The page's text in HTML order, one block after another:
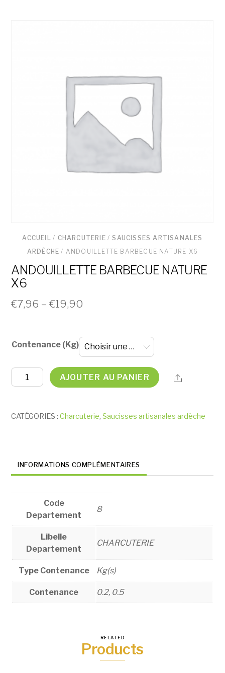
ACCUEIL/ CHARCUTERIE/SAUCISSES ARTISANALES
ARDÈCHE / ANDOUILLETTE BARBECUE NATURE X6
ANDOUILLETTE BARBECUE NATURE
X6
€7,96 –€19,90
Contenance (Kg)
quantité
de
BARBECUE
AJOUTER AU PANIER Share
CATÉGORIES :Charcuterie,Saucisses artisanales ardèche
INFORMATIONS COMPLÉMENTAIRES
Code
Departement
8
Libelle
Departement
CHARCUTERIE
Type Contenance Kg(s)
Contenance 0.2, 0.5
RELATED
Products